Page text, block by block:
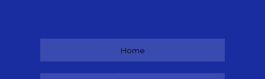
Home